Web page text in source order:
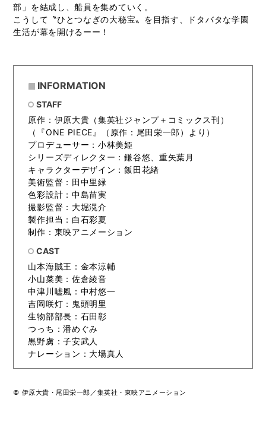
部」を結成し、船員を集めていく。
こうして〝ひとつなぎの大秘宝〟を目指す、ドタバタな学園
生活が幕を開けるーー！
INFORMATION
STAFF
原作：伊原大貴（集英社ジャンプ＋コミックス刊）
（『ONE PIECE』（原作：尾田栄一郎）より）
プロデューサー：小林美姫
シリーズディレクター：鎌谷悠、重矢葉月
キャラクターデザイン：飯田花緒
美術監督：田中里緑
色彩設計：中島苗実
撮影監督：大堀滉介
製作担当：白石彩夏
制作：東映アニメーション
CAST
山本海賊王：金本涼輔
小山菜美：佐倉綾音
中津川嘘風：中村悠一
吉岡咲灯：鬼頭明里
生物部部長：石田彰
つっち：潘めぐみ
黒野虜：子安武人
ナレーション：大場真人
© 伊原大貴・尾田栄一郎／集英社・東映アニメーション